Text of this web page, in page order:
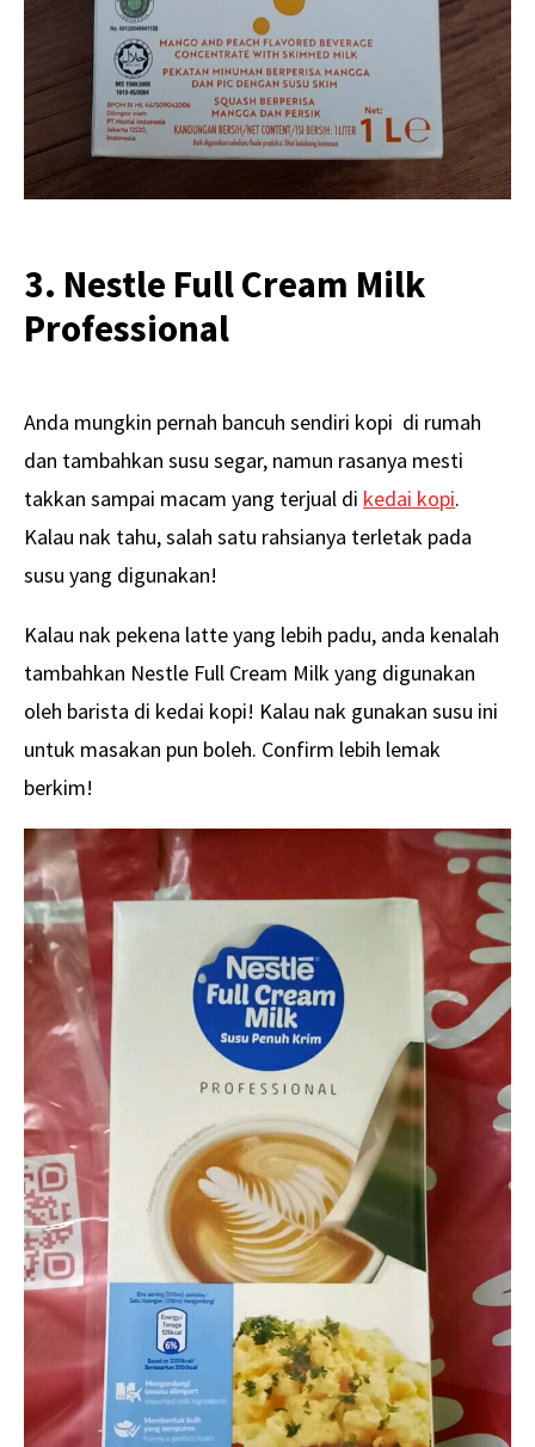
3. Nestle Full Cream Milk
Professional
Anda mungkin pernah bancuh sendiri kopi di rumah
dan tambahkan susu segar, namun rasanya mesti
takkan sampai macam yang terjual di kedai kopi.
Kalau nak tahu, salah satu rahsianya terletak pada
susu yang digunakan!
Kalau nak pekena latte yang lebih padu, anda kenalah
tambahkan Nestle Full Cream Milk yang digunakan
oleh barista di kedai kopi! Kalau nak gunakan susu ini
untuk masakan pun boleh. Confirm lebih lemak
berkim!